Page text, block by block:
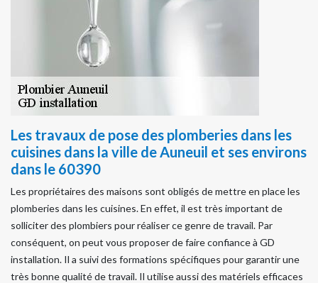
Les travaux de pose des plomberies dans les
cuisines dans la ville de Auneuil et ses environs
dans le 60390
Les propriétaires des maisons sont obligés de mettre en place les
plomberies dans les cuisines. En effet, il est très important de
solliciter des plombiers pour réaliser ce genre de travail. Par
conséquent, on peut vous proposer de faire confiance à GD
installation. Il a suivi des formations spécifiques pour garantir une
très bonne qualité de travail. Il utilise aussi des matériels efficaces